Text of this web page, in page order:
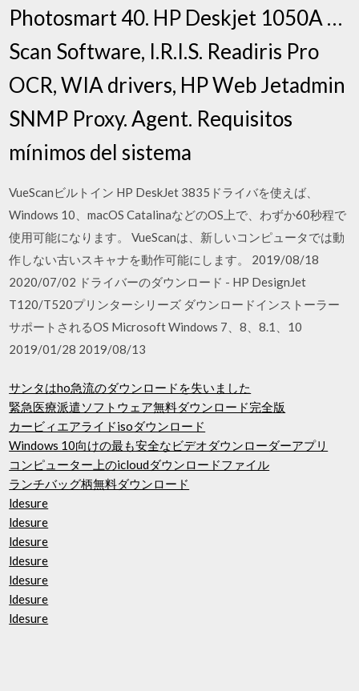
Photosmart 40. HP Deskjet 1050A …
Scan Software, I.R.I.S. Readiris Pro
OCR, WIA drivers, HP Web Jetadmin
SNMP Proxy. Agent. Requisitos
mínimos del sistema
VueScanビルトイン HP DeskJet 3835ドライバを使えば、
Windows 10、macOS CatalinaなどのOS上で、わずか60秒程で
使用可能になります。 VueScanは、新しいコンピュータでは動
作しない古いスキャナを動作可能にします。 2019/08/18
2020/07/02 ドライバーのダウンロード - HP DesignJet
T120/T520プリンターシリーズ ダウンロードインストーラー
サポートされるOS Microsoft Windows 7、8、8.1、10
2019/01/28 2019/08/13
サンタはho急流のダウンロードを失いました
緊急医療派遣ソフトウェア無料ダウンロード完全版
カービィエアライドisoダウンロード
Windows 10向けの最も安全なビデオダウンローダーアプリ
コンピューター上のicloudダウンロードファイル
ランチバッグ柄無料ダウンロード
ldesure
ldesure
ldesure
ldesure
ldesure
ldesure
ldesure